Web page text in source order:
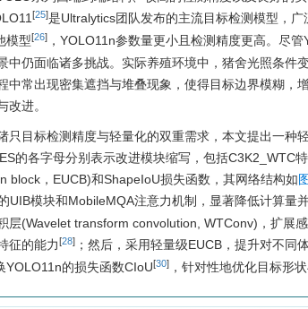
[25]是Ultralytics团队发布的主流目标检测模型，
模型[26] ，YOLO11n参数量更小且检测精度更高。尽
中仍面临诸多挑战。实际养殖环境中，猪舍光照条件
中常出现密集遮挡与堆叠现象，使得目标边界模糊，
改进。
只目标检测精度与轻量化的双重需求，本文提出一种
的各字母分别表示改进模块缩写，包括C3K2_WTC
block，EUCB)和ShapeIoU损失函数，其网络结构如
UIB模块和MobileMQA注意力机制，显著降低计算
层(Wavelet transform convolution, WTConv)，扩展
征的能力[28] ；然后，采用轻量级EUCB，提升对不
YOLO11n的损失函数CIoU[30] ，针对性地优化目标形